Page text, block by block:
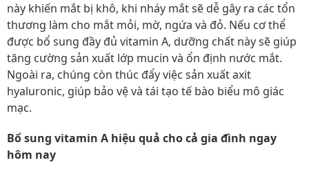
này khiến mắt bị khô, khi nháy mắt sẽ dễ gây ra các tổn
thương làm cho mắt mỏi, mờ, ngứa và đỏ. Nếu cơ thể
được bổ sung đầy đủ vitamin A, dưỡng chất này sẽ giúp
tăng cường sản xuất lớp mucin và ổn định nước mắt.
Ngoài ra, chúng còn thúc đẩy việc sản xuất axit
hyaluronic, giúp bảo vệ và tái tạo tế bào biểu mô giác
mạc.
Bổ sung vitamin A hiệu quả cho cả gia đình ngay
hôm nay